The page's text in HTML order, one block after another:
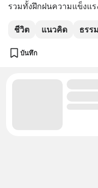
รวมทั้งฝึกฝนความแข็งแ
ชีวิต แนวคิด ธรร
บันทึก